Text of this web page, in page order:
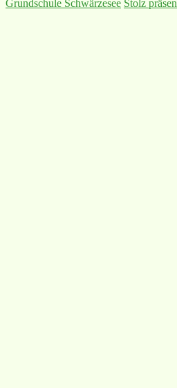
Grundschule Schwärzesee Stolz